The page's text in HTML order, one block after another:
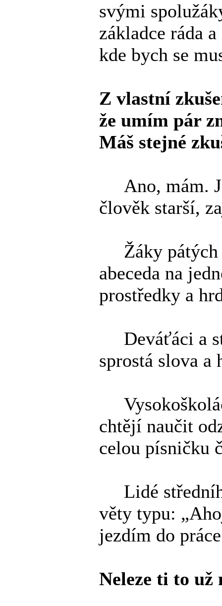
svými
základce ráda
kde bych se
Z vlastní
že umím pár
Máš stejné
Ano, mám.
člověk starší,
Žáky pátých
abeceda na
prostředky a
Deváťáci a
sprostá slova a
chtějí naučit
celou písničku
Lidé
věty typu:
jezdím do
Neleze ti to už